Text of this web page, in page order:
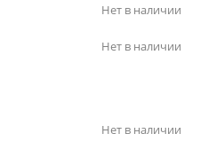
Нет в наличии
Нет в наличии
Нет в наличии